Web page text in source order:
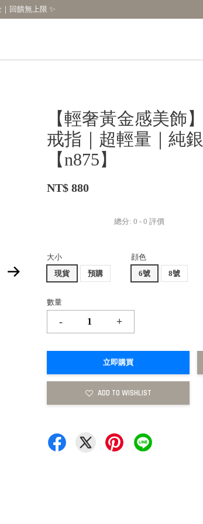
【輕奢黃金感美飾
戒指｜超輕量｜純
【n875】
NT$ 880
總分:0 -0 評價
大小
現貨
預購
顔色
6號
8號
數量
- +
立即購買
ADD TO WISHLIST